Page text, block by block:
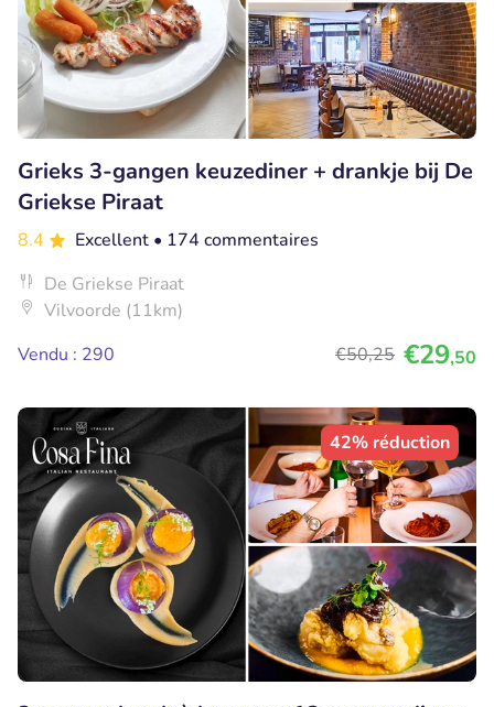
Grieks 3-gangen keuzediner + drankje bij De
Griekse Piraat
8.4 Excellent • 174 commentaires
De Griekse Piraat
Vilvoorde (11km)
Vendu : 290
€50,25 €29,50
42% réduction